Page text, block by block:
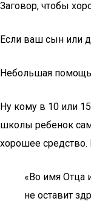
Заговор, чтобы
Если ваш сын или
Небольшая помощь
Ну кому в 10 или
школы ребенок сам
хорошее средство.
«Во имя Отца
не оставит